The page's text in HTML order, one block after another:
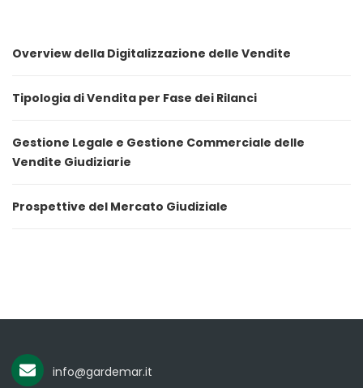
Overview della Digitalizzazione delle Vendite
Tipologia di Vendita per Fase dei Rilanci
Gestione Legale e Gestione Commerciale delle
Vendite Giudiziarie
Prospettive del Mercato Giudiziale
info@gardemar.it